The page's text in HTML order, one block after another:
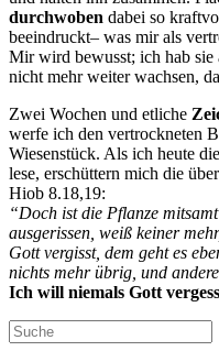
durchwoben dabei so
beeindruckt– was mir als
Mir wird bewusst; ich hab sie
nicht mehr weiter wachsen,
Zwei Wochen und etliche
werfe ich den vertrockneten
Wiesenstück. Als ich heute
lese, erschüttern mich die
Hiob 8.18,19:
“Doch ist die Pflanze
ausgerissen, weiß keiner
Gott vergisst, dem geht es
nichts mehr übrig, und
Ich will niemals Gott